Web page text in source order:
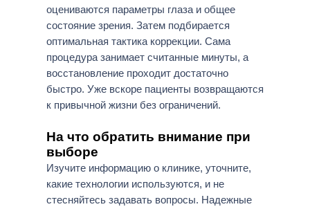
оцениваются параметры глаза и общее
состояние зрения. Затем подбирается
оптимальная тактика коррекции. Сама
процедура занимает считанные минуты, а
восстановление проходит достаточно
быстро. Уже вскоре пациенты возвращаются
к привычной жизни без ограничений.
На что обратить внимание при
выборе
Изучите информацию о клинике, уточните,
какие технологии используются, и не
стесняйтесь задавать вопросы. Надежные